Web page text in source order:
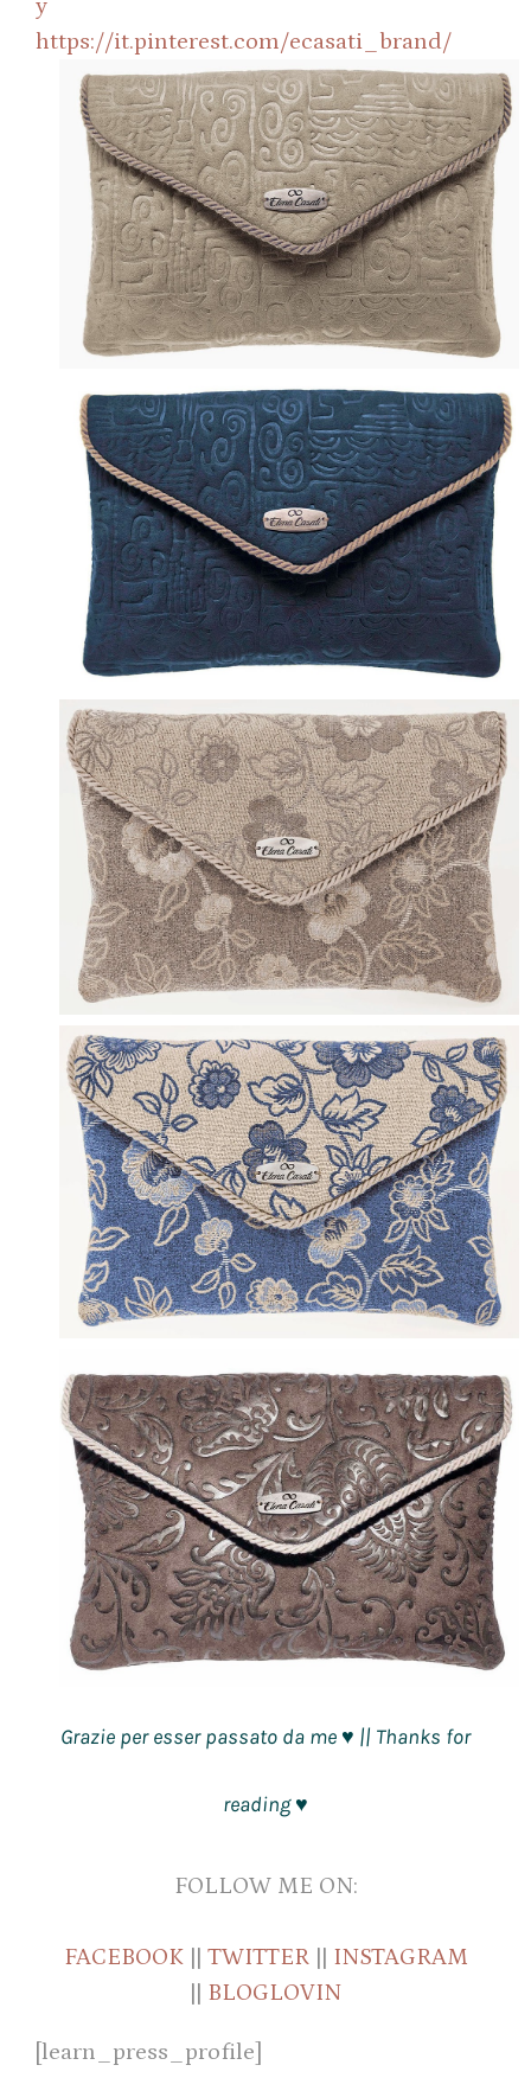
y
https://it.pinterest.com/ecasati_brand/
Grazie per esser passato da me ♥ || Thanks for
reading ♥
FOLLOW ME ON:
FACEBOOK|| TWITTER|| INSTAGRAM
BLOGLOVIN
[learn_press_profile]